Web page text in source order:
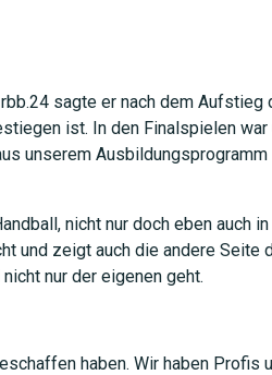
sagte er nach dem Aufstieg
ist. In den Finalspielen war
unserem
nicht nur doch eben auch
und zeigt auch die andere Seite
nur der eigenen geht.
haben. Wir haben Profis